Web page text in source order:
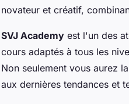
novateur et créatif,
SVJ Academy est l'un des
cours adaptés à tous les
Non seulement vous aurez
aux dernières tendances et